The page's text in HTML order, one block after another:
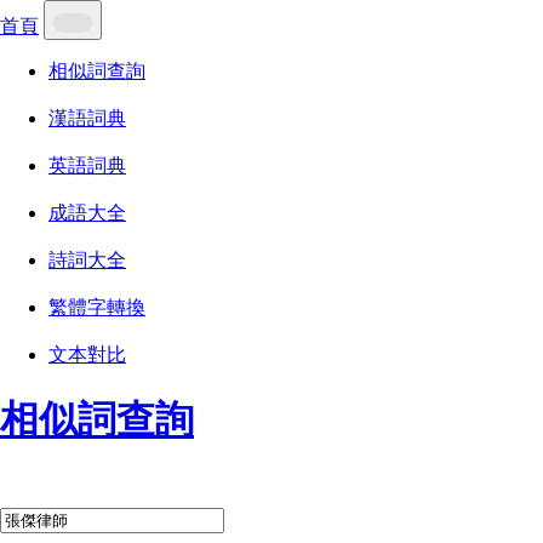
首頁
相似詞查詢
漢語詞典
英語詞典
成語大全
詩詞大全
繁體字轉換
文本對比
相似詞查詢